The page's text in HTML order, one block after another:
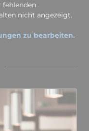
nicht angezeigt.
zu bearbeiten.